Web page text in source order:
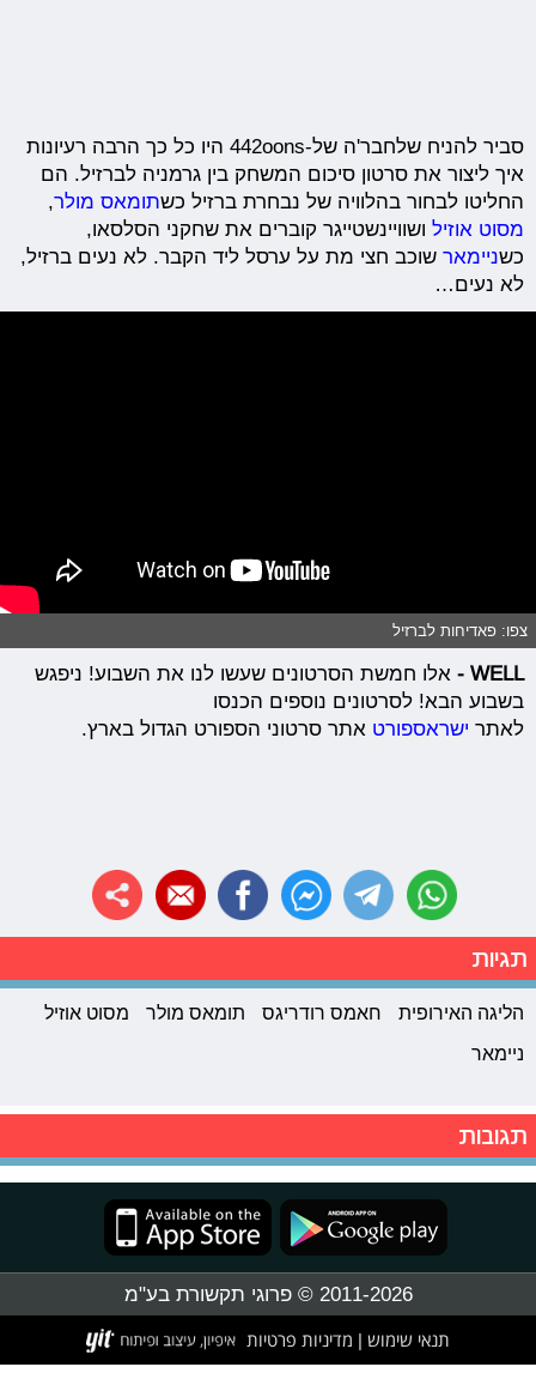
סביר להניח שלחבר'ה של-442oons היו כל כך הרבה רעיונות
איך ליצור את סרטון סיכום המשחק בין גרמניה לברזיל. הם
החליטו לבחור בהלוויה של נבחרת ברזיל כשתומאס מולר,
מסוט אוזיל ושוויינשטייגר קוברים את שחקני הסלסאו,
כשניימאר שוכב חצי מת על ערסל ליד הקבר. לא נעים ברזיל,
לא נעים…
צפו: פאדיחות לברזיל
WELL -
אלו חמשת הסרטונים שעשו לנו את השבוע! ניפגש
בשבוע הבא! לסרטונים נוספים הכנסו
לאתר ישראספורט אתר סרטוני הספורט הגדול בארץ.
תגיות
הליגה האירופית חאמס רודריגס תומאס מולר
מסוט אוזיל
ניימאר
תגובות
2011-2026 © פרוגי תקשורת בע"מ
תנאי שימוש מדיניות פרטיות